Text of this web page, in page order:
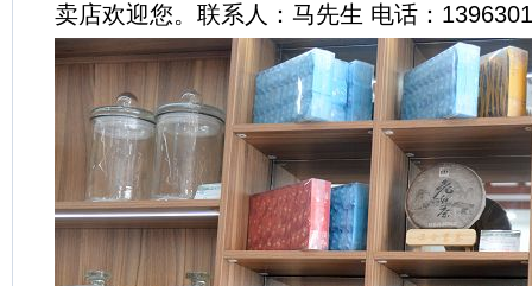
卖店欢迎您。联系人：马先生 电话：